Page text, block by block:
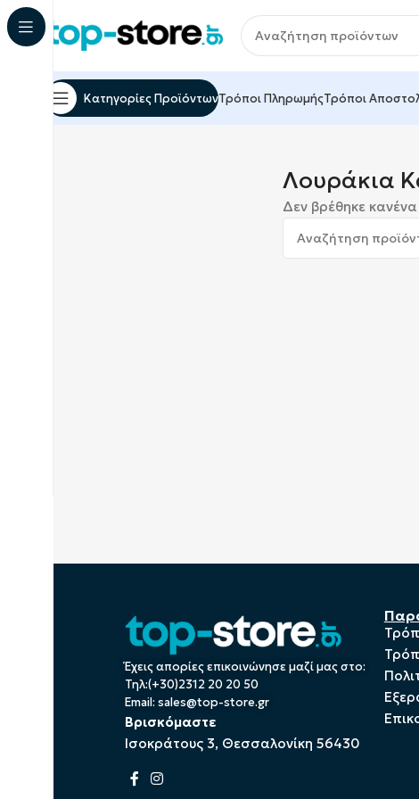
Κατηγορίες ΠροϊόντωνΤρόποι ΠληρωμήςΤρόποι
Αρχική σελίδα Κατοικίδια
Λουράκια
Δεν βρέθηκε
Έχεις απορίες επικοινώνησε μαζί μας στο:
Τηλ:(+30)2312 20 20 50
Email: sales@top-store.gr
Βρισκόμαστε
Ισοκράτους 3, Θεσσαλονίκη 56430